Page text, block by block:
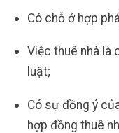
Có chỗ ở hợp
Việc thuê nhà là
luật;
Có sự đồng ý
hợp đồng thuê